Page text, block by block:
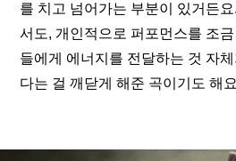
를 치고 넘어가는 부분이 있거든
서도, 개인적으로 퍼포먼스를 조
들에게 에너지를 전달하는 것 자
다는 걸 깨닫게 해준 곡이기도 해